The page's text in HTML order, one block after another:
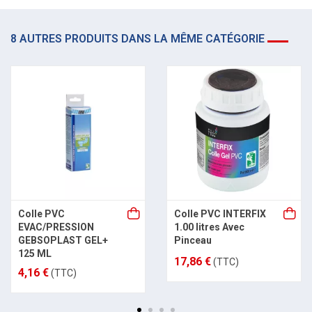
8 AUTRES PRODUITS DANS LA MÊME CATÉGORIE
Colle PVC
EVAC/PRESSION
GEBSOPLAST GEL+
125 ML
4,16 €(TTC)
Colle PVC INTERFIX
1.00 litres Avec
Pinceau
17,86 €(TTC)